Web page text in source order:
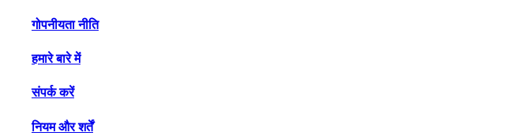
गोपनीयता नीति
हमारे बारे में
संपर्क करें
नियम और शर्तें